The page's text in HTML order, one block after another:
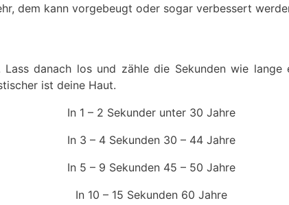
dem kann vorgebeugt oder sogar verbessert
danach los und zähle die Sekunden wie
ist deine Haut.
In 1 – 2 Sekunder unter 30 Jahre
In 3 – 4 Sekunden 30 – 44 Jahre
In 5 – 9 Sekunden 45 – 50 Jahre
In 10 – 15 Sekunden 60 Jahre